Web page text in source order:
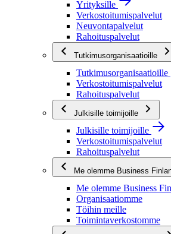
Yrityksille
Verkostoitumispalvelut
Neuvontapalvelut
Rahoituspalvelut
Tutkimusorganisaatioille
Tutkimusorganisaatioille
Verkostoitumispalvelut
Rahoituspalvelut
Julkisille toimijoille
Julkisille toimijoille
Verkostoitumispalvelut
Rahoituspalvelut
Me olemme Business
Me olemme Business
Organisaatiomme
Töihin meille
Toimintaverkostomme